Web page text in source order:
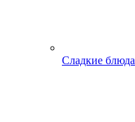
Сладкие блюда